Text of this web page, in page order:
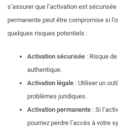
s’assurer que l’activation est
permanente peut être compromise si
quelques risques potentiels :
Activation sécurisée : Risque
authentique.
Activation légale : Utiliser un
problèmes juridiques.
Activation permanente : Si
pourriez perdre l’accès à votre